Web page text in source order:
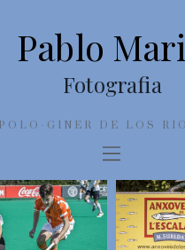
Pablo
Fotografia
GINER DE LOS